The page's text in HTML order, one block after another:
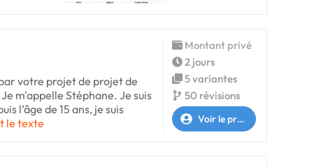
votre projet de projet de
m'appelle Stéphane. Je suis
l’âge de 15 ans, je suis
le texte
Montant privé
2 jours
5 variantes
50 révisions
Voir le profil